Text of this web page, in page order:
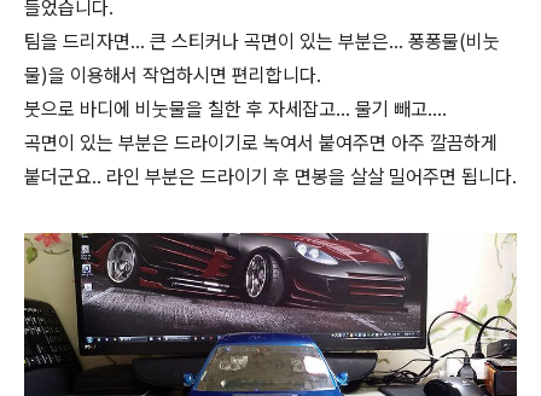
들었습니다.
팀을 드리자면... 큰 스티커나 곡면이 있는 부분은... 퐁퐁물(비눗
물)을 이용해서 작업하시면 편리합니다.
붓으로 바디에 비눗물을 칠한 후 자세잡고... 물기 빼고....
곡면이 있는 부분은 드라이기로 녹여서 붙여주면 아주 깔끔하게
붙더군요.. 라인 부분은 드라이기 후 면봉을 살살 밀어주면 됩니다.